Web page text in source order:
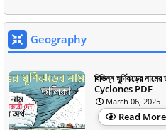
Geography
বিভিন্ন ঘূর্ণিঝড়ের
Cyclones PDF
March 06, 2025
Read More